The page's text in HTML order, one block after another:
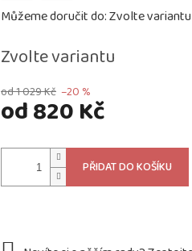
od 1 029 Kč –20 %
od820 Kč
cena:
Zvolte variantu
Můžeme doručit do:Zvolte variantu
PŘIDAT DO KOŠÍKU